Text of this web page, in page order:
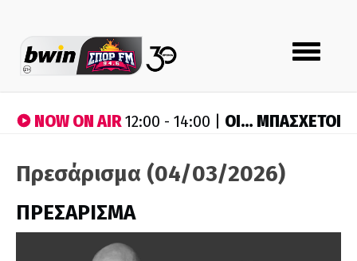
Toggle
navigation
NOW ON AIR12:00 - 14:00 | ΟΙ… ΜΠΑΣΧΕΤΟΙ
Πρεσάρισμα (04/03/2026)
ΠΡΕΣΑΡΙΣΜΑ